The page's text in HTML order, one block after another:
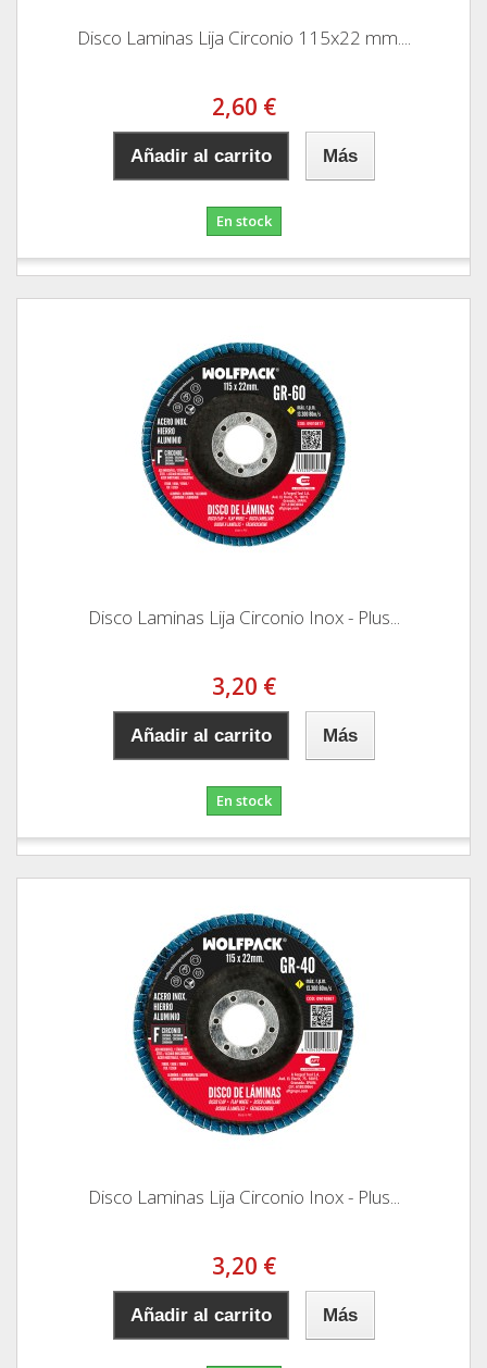
Disco Laminas Lija Circonio 115x22 mm....
2,60 €
Añadir al carrito Más
En stock
Disco Laminas Lija Circonio Inox - Plus...
3,20 €
Añadir al carrito Más
En stock
Disco Laminas Lija Circonio Inox - Plus...
3,20 €
Añadir al carrito Más